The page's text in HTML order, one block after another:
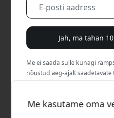
Me kasutame oma
Jah, ma tahan
Me ei saada sulle kunagi
nõustud aeg-ajalt
Ei, ma eelistaksin